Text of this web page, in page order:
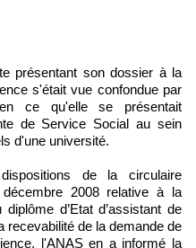
présentant son dossier à la
s'était vue confondue par
ce qu'elle se présentait
de Service Social au sein
d'une université.
de la circulaire
2008 relative à la
d’Etat d’assistant de
recevabilité de la demande de
, l'ANAS en a informé la